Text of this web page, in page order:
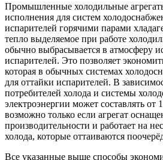
Промышленные холодильные
исполнения для систем
испарителей горячими парами
тепло выделяемое при работе
обычно выбрасывается в атмосферу
испарителей. Это позволяет
которая в обычных системах
для оттайки испарителей. В
потребителей холода и системы
электроэнергии может составлять от
возможно только если агрегат
производительности и работает на
холода, которые оттаиваются
Все указанные выше способы